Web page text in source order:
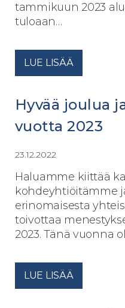
tammikuun 2023
tuloaan…
LUE LISÄÄ
Hyvää joulua
vuotta 2023
23.12.2022
Haluamme kiittää
kohdeyhtiöitämme
erinomaisesta
toivottaa
2023. Tänä vuonna
LUE LISÄÄ